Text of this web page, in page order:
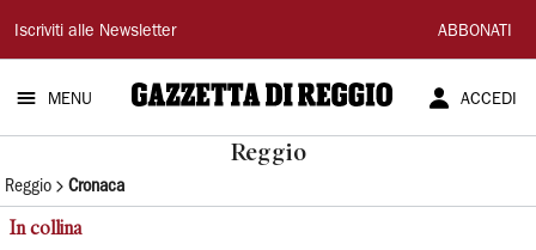
Gazzetta
di
Reggio
Iscriviti alle Newsletter ABBONATI
MENU ACCEDI
Reggio
Reggio Cronaca
In collina